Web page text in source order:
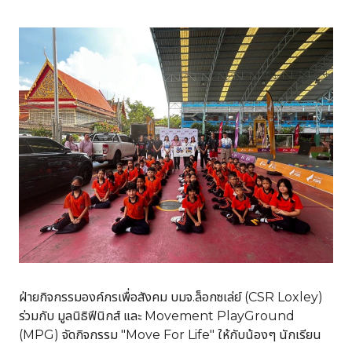
ฝ่ายกิจกรรมองค์กรเพื่อสังคม บมจ.ล็อกซเล่ย์ (CSR Loxley)
ร่วมกับ มูลนิธิฟีนิกส์ และ Movement PlayGround
(MPG) จัดกิจกรรม "Move For Life" ให้กับน้องๆ นักเรียน